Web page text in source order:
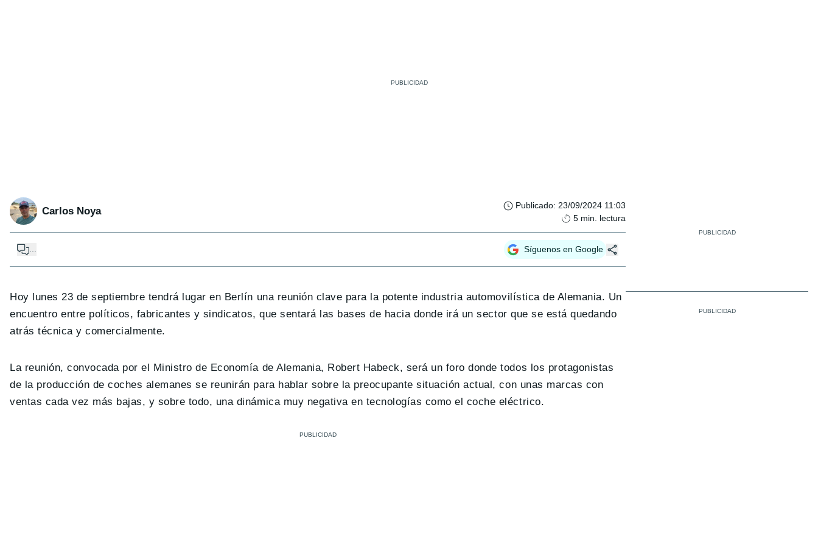
Carlos Noya Publicado: 23/09/2024 11:03
5 min. lectura
... Síguenos en Google
Hoy lunes 23 de septiembre tendrá lugar en Berlín una reunión clave para la potente industria automovilística de Alemania. Un
encuentro entre políticos, fabricantes y sindicatos, que sentará las bases de hacia donde irá un sector que se está quedando
atrás técnica y comercialmente.
La reunión, convocada por el Ministro de Economía de Alemania, Robert Habeck, será un foro donde todos los protagonistas
de la producción de coches alemanes se reunirán para hablar sobre la preocupante situación actual, con unas marcas con
ventas cada vez más bajas, y sobre todo, una dinámica muy negativa en tecnologías como el coche eléctrico.